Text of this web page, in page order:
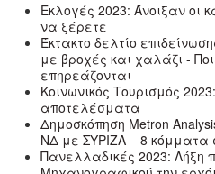
Εκλογές 2023: Άνοιξαν
να ξέρετε
Έκτακτο δελτίο
με βροχές και χαλάζι -
επηρεάζονται
Κοινωνικός Τουρισμός
αποτελέσματα
Δημοσκόπηση Metron
ΝΔ με ΣΥΡΙΖΑ – 8 κόμματα
Πανελλαδικές 2023: Λήξη